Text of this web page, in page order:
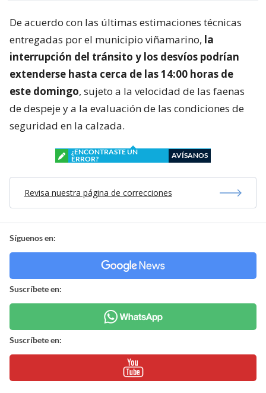
De acuerdo con las últimas estimaciones técnicas
entregadas por el municipio viñamarino, la
interrupción del tránsito y los desvíos podrían
extenderse hasta cerca de las 14:00 horas de
este domingo, sujeto a la velocidad de las faenas
de despeje y a la evaluación de las condiciones de
seguridad en la calzada.
¿ENCONTRASTE UN
ERROR?
AVÍSANOS
Revisa nuestra página de correcciones
Síguenos en:
Suscríbete en:
Suscríbete en: